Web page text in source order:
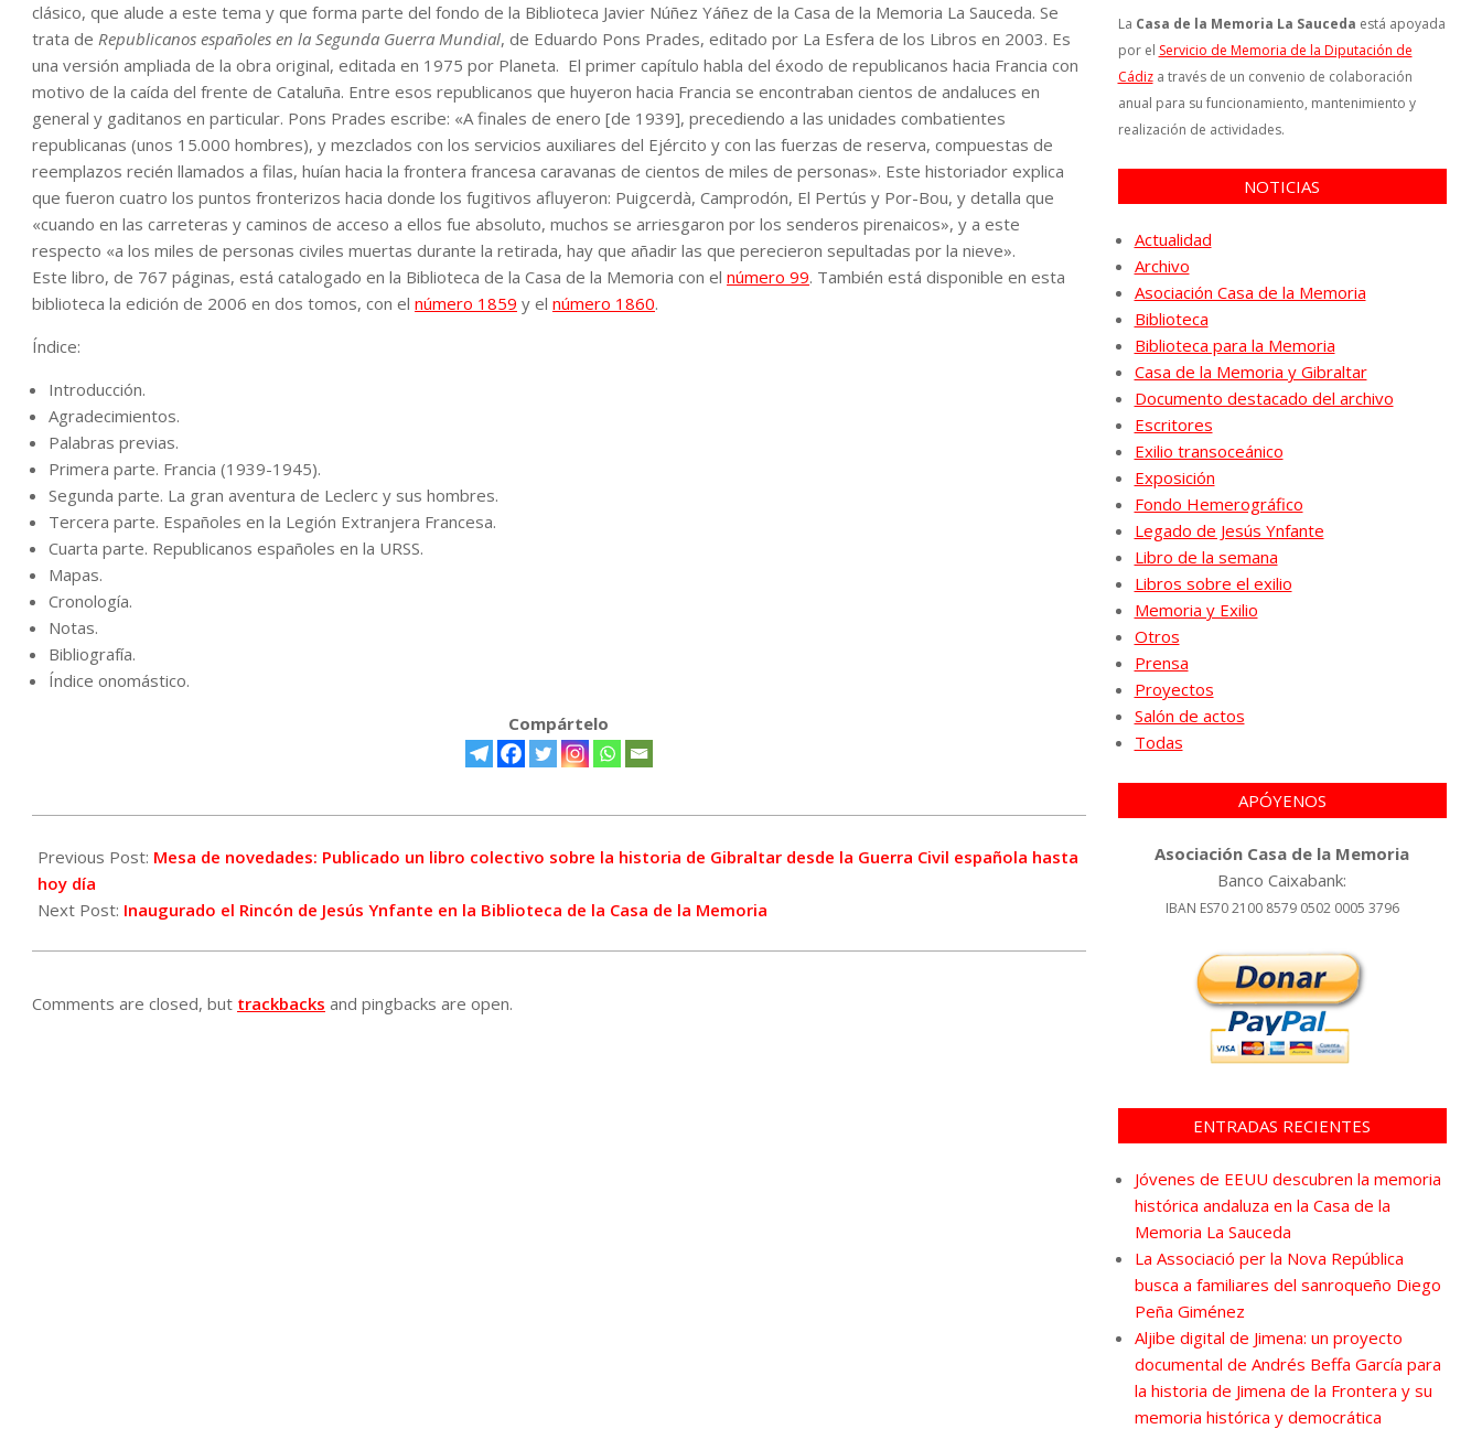
clásico, que alude a este tema y que forma parte del fondo de la Biblioteca Javier Núñez Yáñez de la Casa de la Memoria La Sauceda. Se
trata de Republicanos españoles en la Segunda Guerra Mundial, de Eduardo Pons Prades, editado por La Esfera de los Libros en 2003. Es
una versión ampliada de la obra original, editada en 1975 por Planeta. El primer capítulo habla del éxodo de republicanos hacia Francia con
motivo de la caída del frente de Cataluña. Entre esos republicanos que huyeron hacia Francia se encontraban cientos de andaluces en
general y gaditanos en particular. Pons Prades escribe: «A finales de enero [de 1939], precediendo a las unidades combatientes
republicanas (unos 15.000 hombres), y mezclados con los servicios auxiliares del Ejército y con las fuerzas de reserva, compuestas de
reemplazos recién llamados a filas, huían hacia la frontera francesa caravanas de cientos de miles de personas». Este historiador explica
que fueron cuatro los puntos fronterizos hacia donde los fugitivos afluyeron: Puigcerdà, Camprodón, El Pertús y Por-Bou, y detalla que
«cuando en las carreteras y caminos de acceso a ellos fue absoluto, muchos se arriesgaron por los senderos pirenaicos», y a este
respecto «a los miles de personas civiles muertas durante la retirada, hay que añadir las que perecieron sepultadas por la nieve».
Este libro, de 767 páginas, está catalogado en la Biblioteca de la Casa de la Memoria con el número 99. También está disponible en esta
biblioteca la edición de 2006 en dos tomos, con el número 1859 y el número 1860.
Índice:
Introducción.
Agradecimientos.
Palabras previas.
Primera parte. Francia (1939-1945).
Segunda parte. La gran aventura de Leclerc y sus hombres.
Tercera parte. Españoles en la Legión Extranjera Francesa.
Cuarta parte. Republicanos españoles en la URSS.
Mapas.
Cronología.
Notas.
Bibliografía.
Índice onomástico.
Compártelo
02-
07
Previous Post: Mesa de novedades: Publicado un libro colectivo sobre la historia de Gibraltar desde la Guerra Civil española hasta
hoy día
Next Post: Inaugurado el Rincón de Jesús Ynfante en la Biblioteca de la Casa de la Memoria
Comments are closed, but trackbacks and pingbacks are open.
La Casa de la Memoria La Sauceda está apoyada
por el Servicio de Memoria de la Diputación de
Cádiza través de un convenio de colaboración
anual para su funcionamiento, mantenimiento y
realización de actividades.
NOTICIAS
Actualidad
Archivo
Asociación Casa de la Memoria
Biblioteca
Biblioteca para la Memoria
Casa de la Memoria y Gibraltar
Documento destacado del archivo
Escritores
Exilio transoceánico
Exposición
Fondo Hemerográfico
Legado de Jesús Ynfante
Libro de la semana
Libros sobre el exilio
Memoria y Exilio
Otros
Prensa
Proyectos
Salón de actos
Todas
APÓYENOS
Asociación Casa de la Memoria
Banco Caixabank:
IBAN ES70 2100 8579 0502 0005 3796
ENTRADAS RECIENTES
Jóvenes de EEUU descubren la memoria
histórica andaluza en la Casa de la
Memoria La Sauceda
La Associació per la Nova República
busca a familiares del sanroqueño Diego
Peña Giménez
Aljibe digital de Jimena: un proyecto
documental de Andrés Beffa García para
la historia de Jimena de la Frontera y su
memoria histórica y democrática